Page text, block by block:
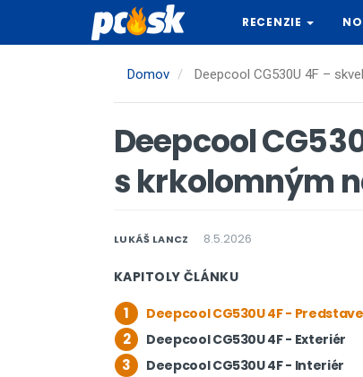
hlavný
RECENZIE
Domov Deepcool CG530U 4F –
Deepcool
s krkolomným
LUKÁŠ LANCZ 8.5.2026
KAPITOLY ČLÁNKU
1 Deepcool CG530U 4F -
2 Deepcool CG530U 4F - Exteriér
3 Deepcool CG530U 4F - Interiér